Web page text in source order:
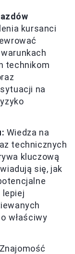
kursanci
technikom
na
Wiedza na
technicznych
kluczową
się, jak
lepiej
właściwy
Znajomość